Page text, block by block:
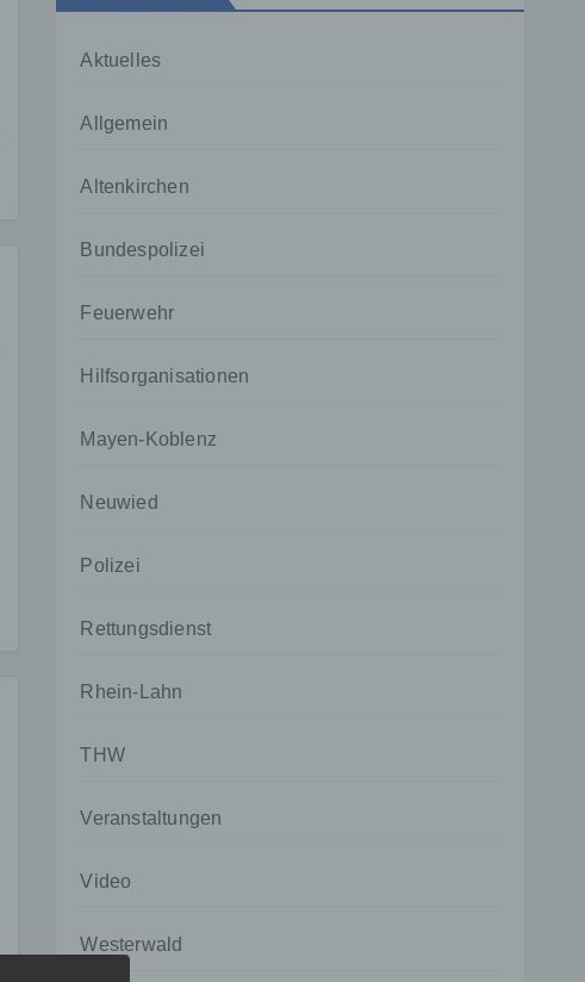
Aktuelles
Allgemein
Altenkirchen
Bundespolizei
Feuerwehr
Hilfsorganisationen
Mayen-Koblenz
Neuwied
Polizei
Rettungsdienst
Rhein-Lahn
THW
Veranstaltungen
Video
Westerwald